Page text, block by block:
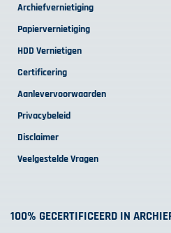
Archiefvernietiging
Papiervernietiging
HDD Vernietigen
Certificering
Aanlevervoorwaarden
Privacybeleid
Disclaimer
Veelgestelde Vragen
100% GECERTIFICEERD IN